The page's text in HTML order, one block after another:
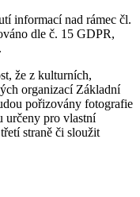
informací nad rámec čl.
dle č. 15 GDPR,
že z kulturních,
organizací Základní
pořizovány fotografie
určeny pro vlastní
straně či sloužit